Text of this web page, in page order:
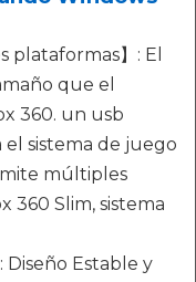
plataformas】: El
que el
360. un usb
sistema de juego
múltiples
360 Slim, sistema
Diseño Estable y